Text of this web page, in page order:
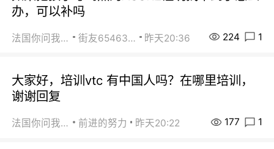
办，可以补吗
法国你问我答 街友65463281 昨天20:36 224 1
大家好，培训vtc 有中国人吗？在哪里培训，
谢谢回复
法国你问我答 前进的努力 昨天20:22 177 1